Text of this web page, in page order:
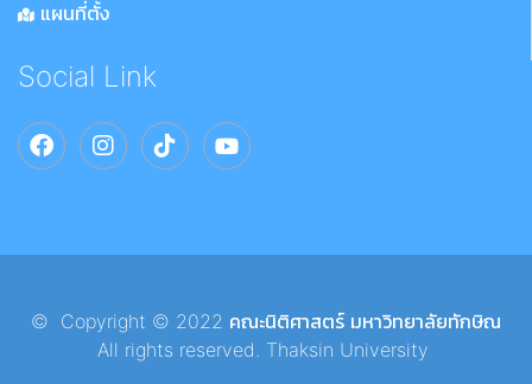
แผนที่ตั้ง
Social Link
© Copyright © 2022 คณะนิติศาสตร์ มหาวิทยาลัยทักษิณ
All rights reserved. Thaksin University